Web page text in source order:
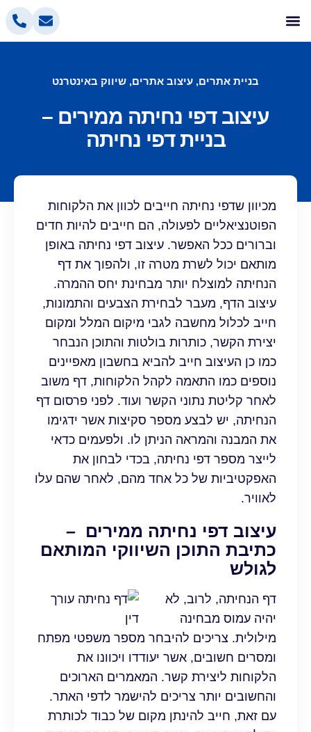
בניית אתרים, עיצוב אתרים, שיווק באינטרנט
עיצוב דפי נחיתה ממירים –
בניית דפי נחיתה
מכיוון שדפי נחיתה חייבים לכוון את הלקוחות
הפוטנציאליים לפעולה, הם חייבים להיות חדים
וברורים ככל האפשר. עיצוב דפי נחיתה באופן
מותאם יכול לשרת מטרה זו, ולהפוך את דף
הנחיתה למוצלח יותר מבחינת יחס ההמרה.
עיצוב הדף, מעבר לבחירת הצבעים והתמונות,
חייב לכלול מחשבה לגבי מיקום המלל ומקום
יצירת הקשר, כותרות בולטות והתוכן הנבחר
כמו כן העיצוב חייב להביא בחשבון מאפיינים
נוספים כמו התאמה לקהל הלקוחות, דף משוב
לאחר קליטת נתוני הקשר ועוד. לפני פרסום דף
הנחיתה, יש לבצע מספר סקיצות אשר ידגימו
את המבנה והמראה הניתן לו. ולפעמים כדאי
לייצר מספר דפי נחיתה, בכדי לבחון את
האפקטיביות של כל אחד מהם, לאחר שהם עלו
לאוויר.
עיצוב דפי נחיתה ממירים –
כתיבת התוכן השיווקי המותאם
לגולש
דף הנחיתה, לרוב, לא
יהיה עמוס מבחינה
מילולית. צריכים להיבחר מספר משפטי מפתח
ומסרים חשובים, אשר יעודדו ויכוונו את
הלקוחות ליצירת קשר. המאמרים הארוכים
והחשובים יותר צריכים להישמר לדפי האתר.
עם זאת, חייב להינתן מקום של כבוד לכותרת